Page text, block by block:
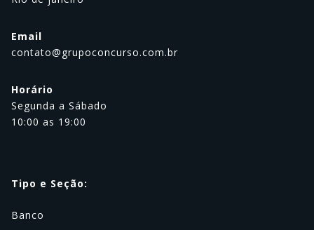
Email
contato@grupoconcurso.com.br
Horário
Segunda a Sábado
10:00 as 19:00
Tipo e Seção:
Banco